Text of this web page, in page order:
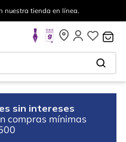
nuestra tienda en línea.
sin intereses
compras mínimas